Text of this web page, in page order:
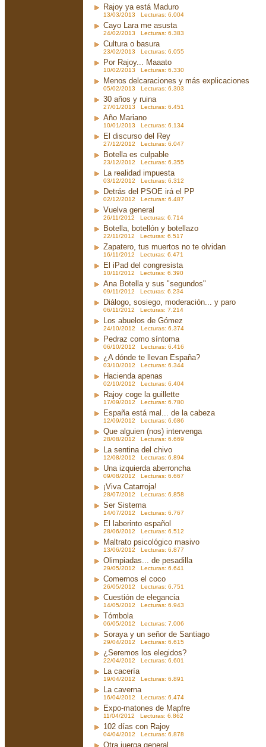
Rajoy ya está Maduro
13/03/2013 Lecturas: 6.004
Cayo Lara me asusta
24/02/2013 Lecturas: 6.383
Cultura o basura
23/02/2013 Lecturas: 6.055
Por Rajoy... Maaato
10/02/2013 Lecturas: 6.330
Menos delcaraciones y más explicaciones
05/02/2013 Lecturas: 6.303
30 años y ruina
27/01/2013 Lecturas: 6.451
Año Mariano
10/01/2013 Lecturas: 6.134
El discurso del Rey
27/12/2012 Lecturas: 6.047
Botella es culpable
23/12/2012 Lecturas: 6.355
La realidad impuesta
03/12/2012 Lecturas: 6.312
Detrás del PSOE irá el PP
02/12/2012 Lecturas: 6.487
Vuelva general
26/11/2012 Lecturas: 6.714
Botella, botellón y botellazo
22/11/2012 Lecturas: 6.517
Zapatero, tus muertos no te olvidan
16/11/2012 Lecturas: 6.471
El iPad del congresista
10/11/2012 Lecturas: 6.390
Ana Botella y sus "segundos"
09/11/2012 Lecturas: 6.234
Diálogo, sosiego, moderación... y paro
06/11/2012 Lecturas: 7.214
Los abuelos de Gómez
24/10/2012 Lecturas: 6.374
Pedraz como síntoma
06/10/2012 Lecturas: 6.416
¿A dónde te llevan España?
03/10/2012 Lecturas: 6.344
Hacienda apenas
02/10/2012 Lecturas: 6.404
Rajoy coge la guillette
17/09/2012 Lecturas: 6.780
España está mal... de la cabeza
12/09/2012 Lecturas: 6.686
Que alguien (nos) intervenga
28/08/2012 Lecturas: 6.669
La sentina del chivo
12/08/2012 Lecturas: 6.894
Una izquierda aberroncha
09/08/2012 Lecturas: 6.667
¡Viva Catarroja!
28/07/2012 Lecturas: 6.858
Ser Sistema
14/07/2012 Lecturas: 6.767
El laberinto español
28/06/2012 Lecturas: 6.512
Maltrato psicológico masivo
13/06/2012 Lecturas: 6.877
Olimpiadas... de pesadilla
29/05/2012 Lecturas: 6.641
Comernos el coco
26/05/2012 Lecturas: 6.751
Cuestión de elegancia
14/05/2012 Lecturas: 6.943
Tómbola
06/05/2012 Lecturas: 7.006
Soraya y un señor de Santiago
29/04/2012 Lecturas: 6.615
¿Seremos los elegidos?
22/04/2012 Lecturas: 6.601
La cacería
19/04/2012 Lecturas: 6.891
La caverna
16/04/2012 Lecturas: 6.474
Expo-matones de Mapfre
11/04/2012 Lecturas: 6.862
102 días con Rajoy
04/04/2012 Lecturas: 6.878
Otra juerga general